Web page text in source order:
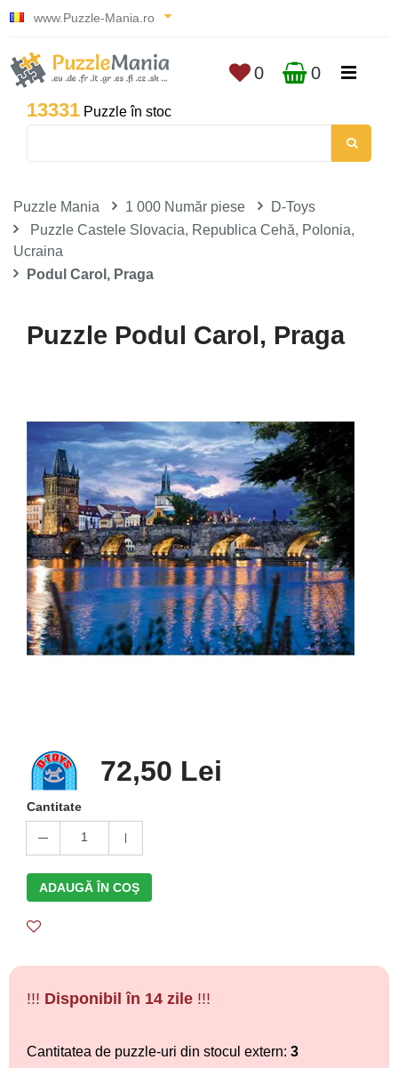
www.Puzzle-Mania.ro
13331 Puzzle în stoc
0 0
Puzzle Mania 1 000 Număr piese
D-Toys
Puzzle Castele Slovacia, Republica Cehă, Polonia,
Ucraina
Podul Carol, Praga
Puzzle Podul Carol, Praga
72,50 Lei
Cantitate
1
ADAUGĂ ÎN COŞ
!!! Disponibil în 14 zile !!!
Cantitatea de puzzle-uri din stocul extern: 3